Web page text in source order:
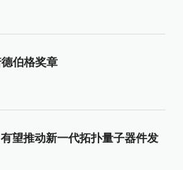
伯格奖章
望推动新一代拓扑量子器件发